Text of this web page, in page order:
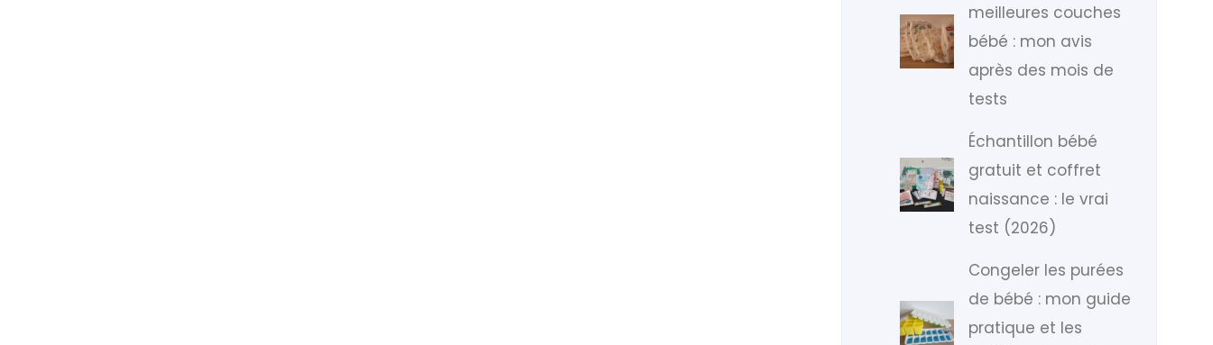
meilleures couches
bébé : mon avis
après des mois de
tests
Échantillon bébé
gratuit et coffret
naissance : le vrai
test (2026)
Congeler les purées
de bébé : mon guide
pratique et les